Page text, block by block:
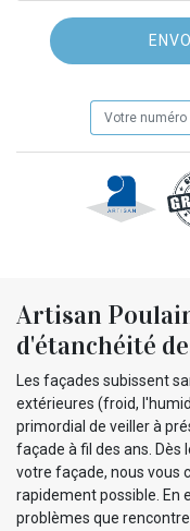
Artisan
d'étanchéité
Les façades subissent
extérieures (froid,
primordial de veiller à
façade à fil des ans. Dès
votre façade, nous vous
rapidement possible. En
problèmes que